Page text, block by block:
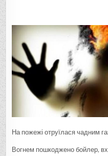
На пожежі отруїлася чадним
Вогнем пошкоджено бойлер,